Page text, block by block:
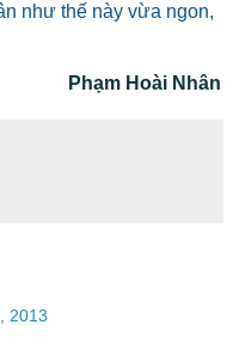
như thế này vừa ngon,
Phạm Hoài Nhân
2013